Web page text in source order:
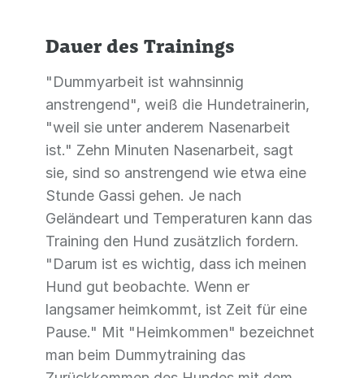
Dauer des Trainings
"Dummyarbeit ist wahnsinnig
anstrengend", weiß die Hundetrainerin,
"weil sie unter anderem Nasenarbeit
ist." Zehn Minuten Nasenarbeit, sagt
sie, sind so anstrengend wie etwa eine
Stunde Gassi gehen. Je nach
Geländeart und Temperaturen kann das
Training den Hund zusätzlich fordern.
"Darum ist es wichtig, dass ich meinen
Hund gut beobachte. Wenn er
langsamer heimkommt, ist Zeit für eine
Pause." Mit "Heimkommen" bezeichnet
man beim Dummytraining das